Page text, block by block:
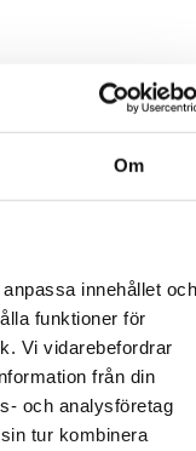
Om
innehållet och
funktioner för
Vi vidarebefordrar
från din
och analysföretag
tur kombinera
i gott skick och
i systemet.